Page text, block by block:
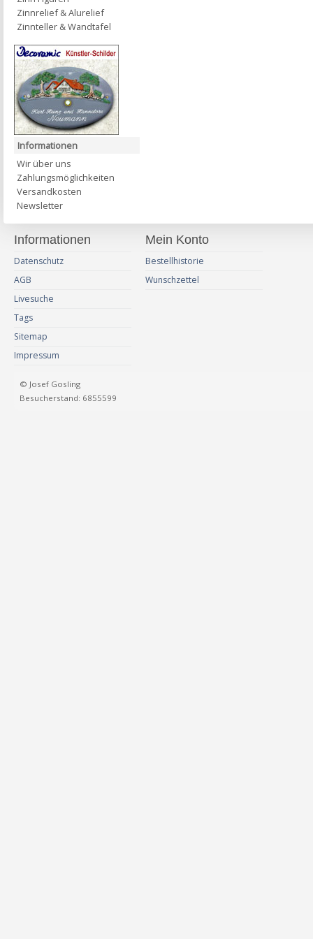
Zinnrelief & Alurelief
Zinnteller & Wandtafel
Informationen
Wir über uns
Zahlungsmöglichkeiten
Versandkosten
Newsletter
Informationen
Datenschutz
AGB
Livesuche
Tags
Sitemap
Impressum
Mein Konto
Bestellhistorie
Wunschzettel
© Josef Gosling
Besucherstand: 6855599